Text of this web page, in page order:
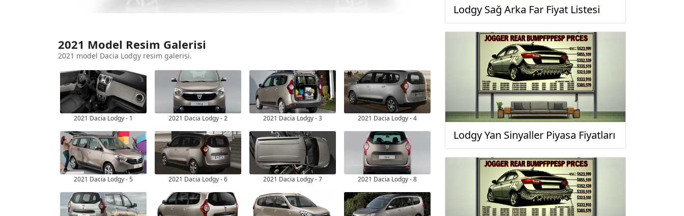
2021 Model Resim Galerisi
2021 model Dacia Lodgy resim galerisi.
2021 Dacia Lodgy - 1 2021 Dacia Lodgy - 2 2021 Dacia Lodgy - 3 2021 Dacia Lodgy - 4
2021 Dacia Lodgy - 5 2021 Dacia Lodgy - 6 2021 Dacia Lodgy - 7 2021 Dacia Lodgy - 8
Lodgy Sağ Arka Far Fiyat Listesi
Lodgy Yan Sinyaller Piyasa Fiyatları